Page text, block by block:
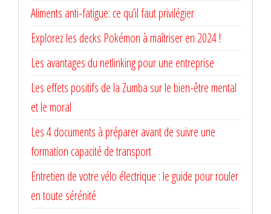
Aliments anti-fatigue: ce qu’il faut privilégier
Explorez les decks Pokémon à maîtriser en 2024 !
Les avantages du netlinking pour une entreprise
Les effets positifs de la Zumba sur le bien-être mental
et le moral
Les 4 documents à préparer avant de suivre une
formation capacité de transport
Entretien de votre vélo électrique : le guide pour rouler
en toute sérénité